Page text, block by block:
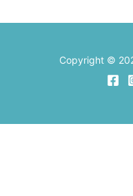
Copyright ©